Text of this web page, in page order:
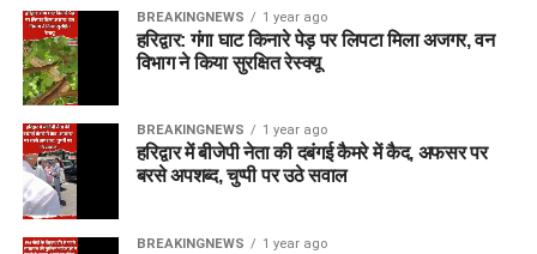
BREAKINGNEWS 1 year ago
हरिद्वार: गंगा घाट किनारे पेड़ पर लिपटा मिला अजगर, वन
विभाग ने किया सुरक्षित रेस्क्यू
BREAKINGNEWS 1 year ago
हरिद्वार में बीजेपी नेता की दबंगई कैमरे में कैद, अफसर पर
बरसे अपशब्द, चुप्पी पर उठे सवाल
BREAKINGNEWS 1 year ago